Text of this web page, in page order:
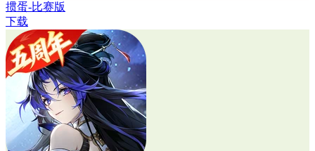
掼蛋-比赛版
下载